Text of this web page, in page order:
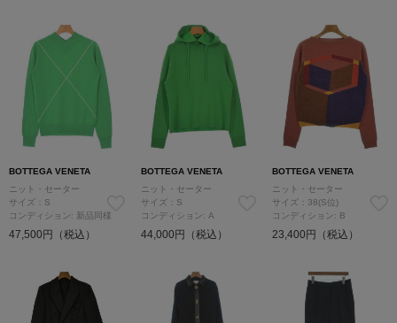
BOTTEGA VENETA
ニット・セーター
サイズ：S
コンディション: 新品同様
47,500円（税込）
BOTTEGA VENETA
ニット・セーター
サイズ：S
コンディション: A
44,000円（税込）
BOTTEGA VENETA
ニット・セーター
サイズ：38(S位)
コンディション: B
23,400円（税込）